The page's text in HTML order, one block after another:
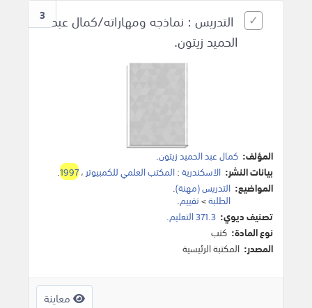
3 التدريس : نماذجه ومهاراته/كمال عبد
الحميد زيتون.
المؤلف: كمال عبد الحميد زيتون.
بيانات النشر: الاسكندرية:المكتب العلمي للكمبيوتر ،1997
.
المواضيع: التدريس (مهنة).
الطلبة>تقييم.
تصنيف ديوي: 371.3 التعليم.
نوع المادة: كتب
المصدر: المكتبة الرئيسية
معاينة